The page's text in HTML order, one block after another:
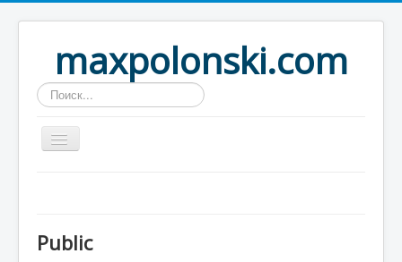
maxpolonski.com
Искать...
Рассказы
Public